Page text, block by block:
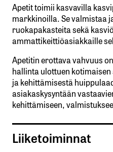
Apetit toimii kasvavilla
markkinoilla. Se valmistaa
ruokapakasteita sekä
ammattikeittiöasiakkaille
Apetitin erottava vahvuus
hallinta ulottuen
ja kehittämisestä
asiakaskysyntään
kehittämiseen,
Liiketoiminnat